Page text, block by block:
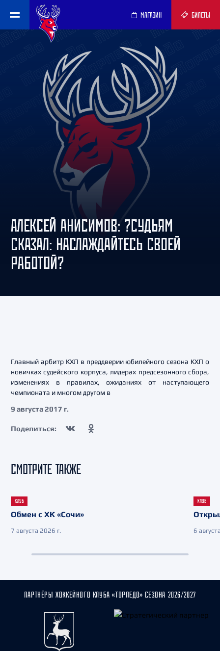
МАГАЗИН БИЛЕТЫ
АЛЕКСЕЙ АНИСИМОВ: ?СУДЬЯМ
СКАЗАЛ: НАСЛАЖДАЙТЕСЬ СВОЕЙ
РАБОТОЙ?
Главный арбитр КХЛ в преддверии юбилейного сезона КХЛ о
новичках судейского корпуса, лидерах предсезонного сбора,
изменениях в правилах, ожиданиях от наступающего
чемпионата и многом другом в
9 августа 2017 г.
Поделиться:
СМОТРИТЕ ТАКЖЕ
КЛУБ
Обмен с ХК «Сочи»
7 августа 2026 г.
КЛУБ
6
ПАРТНЁРЫ ХОККЕЙНОГО КЛУБА «ТОРПЕДО» СЕЗОНА 2026/2027